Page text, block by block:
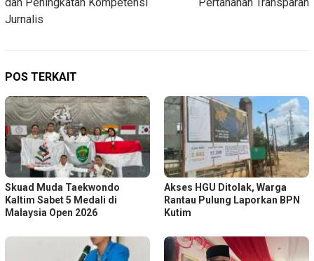
Jurnalis
POS TERKAIT
Skuad Muda Taekwondo
Kaltim Sabet 5 Medali di
Malaysia Open 2026
Akses HGU Ditolak, Warga
Rantau Pulung Laporkan BPN
Kutim